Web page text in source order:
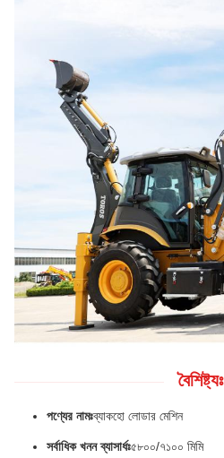
বৈশিষ্ট্যঃ
পণ্যের নামঃব্যাকহো লোডার মেশিন
সর্বাধিক খনন ব্যাসার্ধঃ৫৮০০/৭১০০ মিমি